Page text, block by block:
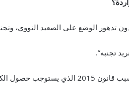
تدهور الوضع على الصعيد النووي،
تجنبه”.
قانون 2015 الذي يستوجب حصول